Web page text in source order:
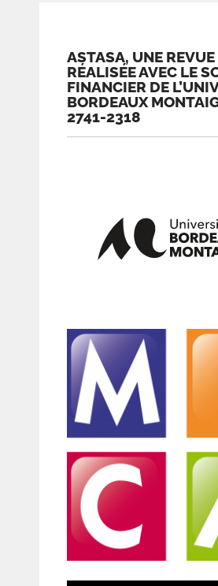
ASTASA, UNE REVUE
RÉALISÉE AVEC LE
FINANCIER DE
BORDEAUX
2741-2318